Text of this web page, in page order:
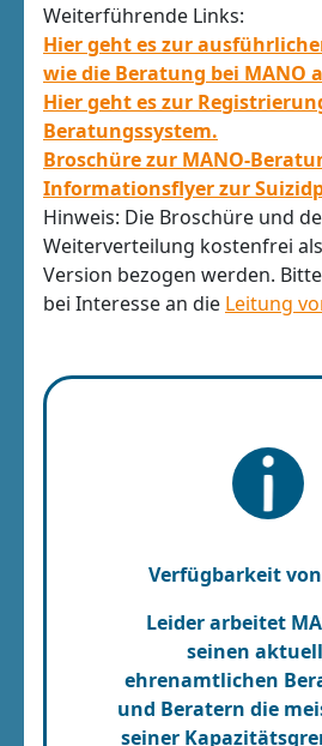
Weiterführende Links:
Hier geht es zur
wie die Beratung bei MANO
Hier geht es zur
Beratungssystem.
Broschüre zur MANO-
Informationsflyer zur
Hinweis: Die Broschüre und
Weiterverteilung kostenfrei
Version bezogen werden.
bei Interesse an die Leitung
Verfügbarkeit
Leider arbeitet
seinen
ehrenamtlichen
und Beratern die
seiner